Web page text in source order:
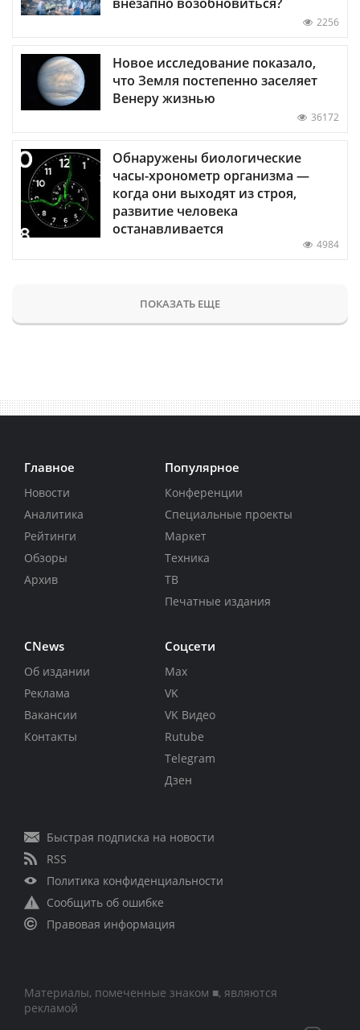
2256
Новое исследование показало,
что Земля постепенно заселяет
Венеру жизнью
36172
Обнаружены биологические
часы-хронометр организма —
когда они выходят из строя,
развитие человека
останавливается
4984
ПОКАЗАТЬ ЕЩЕ
Главное
Новости
Аналитика
Рейтинги
Обзоры
Архив
Популярное
Конференции
Специальные проекты
Маркет
Техника
ТВ
Печатные издания
CNews
Об издании
Реклама
Вакансии
Контакты
Соцсети
Max
VK
VK Видео
Rutube
Telegram
Дзен
Быстрая подписка на новости
RSS
Политика конфиденциальности
Сообщить об ошибке
Правовая информация
Материалы, помеченные знаком ■, являются
рекламой